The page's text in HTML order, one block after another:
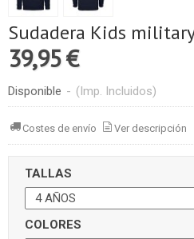
Sudadera Kids
39,95 €
Disponible - (Imp. Incluidos)
Costes de envío Ver descripción
TALLAS
COLORES